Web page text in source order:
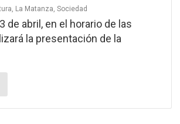
, La Matanza,Sociedad
de abril, en el horario de las
la presentación de la